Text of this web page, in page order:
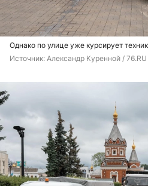
Однако по улице уже курсирует
Источник: Александр Куренной / 76.RU